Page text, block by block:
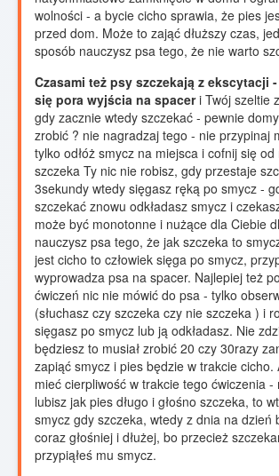
wolności - a bycie cicho sprawia, że pies
przed dom. Może to zająć dłuższy czas,
sposób nauczysz psa tego, że nie warto
Czasami też psy szczekają z ekscytacji
się pora wyjścia na spaceri Twój szeltie
gdy zacznie wtedy szczekać - pewnie
zrobić ? nie nagradzaj tego - nie przypinaj
tylko odłóż smycz na miejsca i cofnij się
szczeka Ty nic nie robisz, gdy przestaje
3sekundy wtedy sięgasz ręką po smycz -
szczekać znowu odkładasz smycz i
może być monotonne i nużące dla Ciebie
nauczysz psa tego, że jak szczeka to
jest cicho to człowiek sięga po smycz,
wyprowadza psa na spacer. Najlepiej też
ćwiczeń nic nie mówić do psa - tylko
(słuchasz czy szczeka czy nie szczeka ) i
sięgasz po smycz lub ją odkładasz. Nie
będziesz to musiał zrobić 20 czy 30razy
zapiąć smycz i pies będzie w trakcie cicho.
mieć cierpliwość w trakcie tego ćwiczenia -
lubisz jak pies długo i głośno szczeka, to
smycz gdy szczeka, wtedy z dnia na dzień
coraz głośniej i dłużej, bo przecież
przypiąłeś mu smycz.